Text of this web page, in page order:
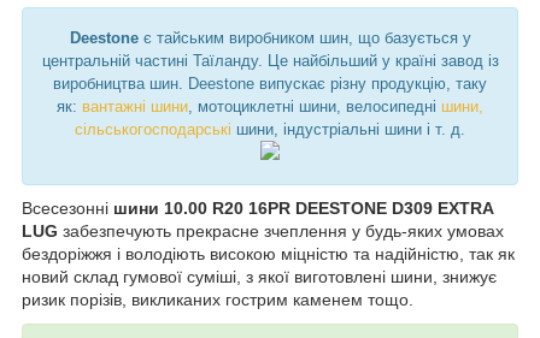
Deestoneє тайським виробником шин, що базується у
центральній частині Таїланду. Це найбільший у країні завод із
виробництва шин. Deestone випускає різну продукцію, таку
як: вантажні шини , мотоциклетні шини, велосипедні шини,
сільськогосподарські шини, індустріальні шини і т. д.
Всесезонні шини 10.00 R20 16PR DEESTONE D309 EXTRA
LUG забезпечують прекрасне зчеплення у будь-яких умовах
бездоріжжя і володіють високою міцністю та надійністю, так як
новий склад гумової суміші, з якої виготовлені шини, знижує
ризик порізів, викликаних гострим каменем тощо.